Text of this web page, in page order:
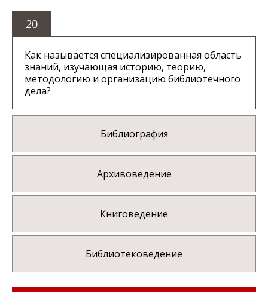
20
Как называется специализированная область
знаний, изучающая историю, теорию,
методологию и организацию библиотечного
дела?
Библиография
Архивоведение
Книговедение
Библиотековедение